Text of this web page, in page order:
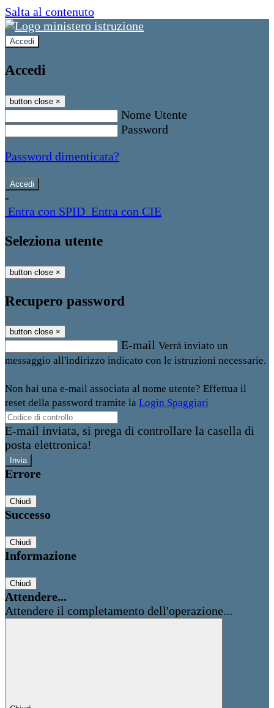
Salta al contenuto
Accedi
Accedi
button close ×
Nome Utente
Password
Password dimenticata?
-
Entra con SPID Entra con CIE
Seleziona utente
button close ×
Recupero password
button close ×
E-mail Verrà inviato un
messaggio all'indirizzo indicato con le istruzioni necessarie.
Non hai una e-mail associata al nome utente? Effettua il
reset della password tramite la Login Spaggiari
E-mail inviata, si prega di controllare la casella di
posta elettronica!
Errore
Chiudi
Successo
Chiudi
Informazione
Chiudi
Attendere...
Attendere il completamento dell'operazione...